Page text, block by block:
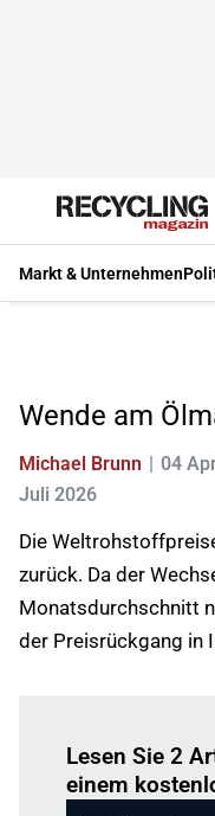
Markt & Unternehmen
Wende am
Michael Brunn 04
Juli 2026
Die
zurück. Da der
Monatsdurchschnitt
der Preisrückgang in
Lesen Sie 2
einem